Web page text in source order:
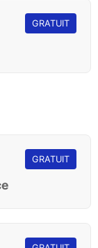
GRATUIT
GRATUIT